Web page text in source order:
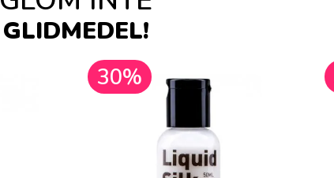
GLIDMEDEL!
30%